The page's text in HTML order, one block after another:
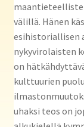
välillä. Hänen
esihistoriallisen
nykyvirolaisten
on
kulttuurien
uhaksi teos on